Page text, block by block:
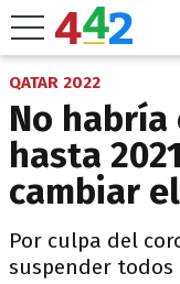
QATAR 2022
No
hasta
cambiar
Por culpa del
suspender todos